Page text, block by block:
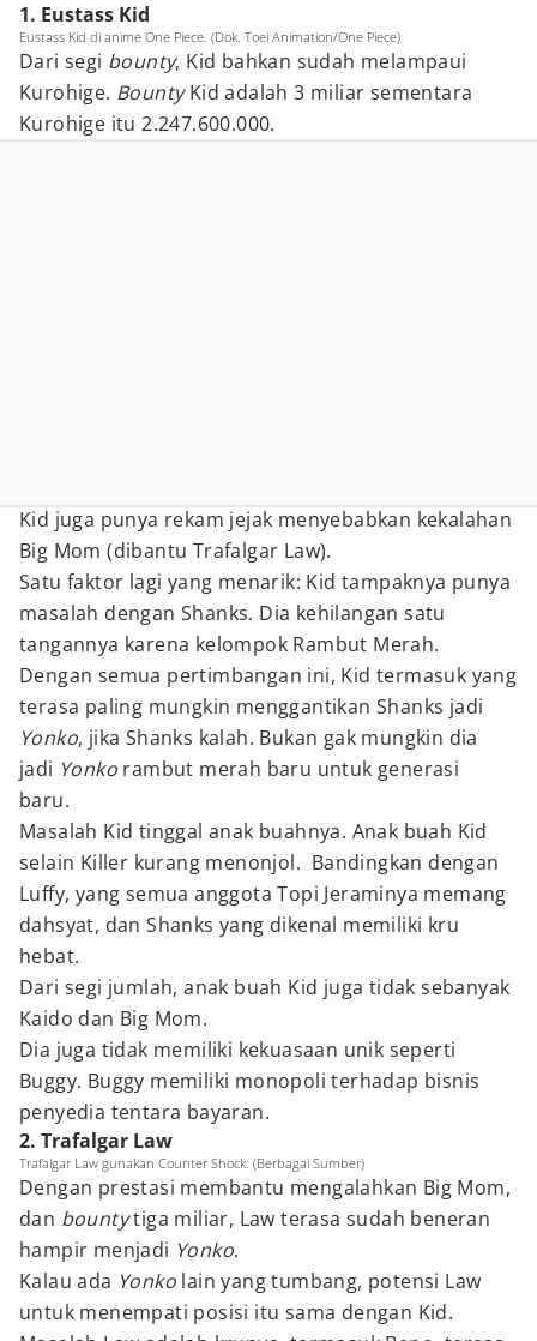
1. Eustass Kid
Eustass Kid di anime One Piece. (Dok. Toei Animation/One Piece)
Dari segi bounty, Kid bahkan sudah melampaui
Kurohige. BountyKid adalah 3 miliar sementara
Kurohige itu 2.247.600.000.
Kid juga punya rekam jejak menyebabkan kekalahan
Big Mom (dibantu Trafalgar Law).
Satu faktor lagi yang menarik: Kid tampaknya punya
masalah dengan Shanks. Dia kehilangan satu
tangannya karena kelompok Rambut Merah.
Dengan semua pertimbangan ini, Kid termasuk yang
terasa paling mungkin menggantikan Shanks jadi
Yonko, jika Shanks kalah. Bukan gak mungkin dia
jadi Yonko rambut merah baru untuk generasi
baru.
Masalah Kid tinggal anak buahnya. Anak buah Kid
selain Killer kurang menonjol. Bandingkan dengan
Luffy, yang semua anggota Topi Jeraminya memang
dahsyat, dan Shanks yang dikenal memiliki kru
hebat.
Dari segi jumlah, anak buah Kid juga tidak sebanyak
Kaido dan Big Mom.
Dia juga tidak memiliki kekuasaan unik seperti
Buggy. Buggy memiliki monopoli terhadap bisnis
penyedia tentara bayaran.
2. Trafalgar Law
Trafalgar Law gunakan Counter Shock. (Berbagai Sumber)
Dengan prestasi membantu mengalahkan Big Mom,
dan bountytiga miliar, Law terasa sudah beneran
hampir menjadi Yonko.
Kalau ada Yonko lain yang tumbang, potensi Law
untuk menempati posisi itu sama dengan Kid.